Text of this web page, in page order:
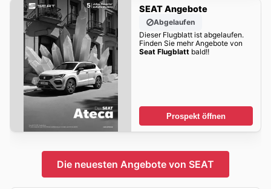
SEAT Angebote
Abgelaufen
Dieser Flugblatt ist abgelaufen.
Finden Sie mehr Angebote von
Seat Flugblattbald!!
Prospekt öffnen
Die neuesten Angebote von SEAT